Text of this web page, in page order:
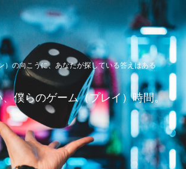
）の向こうに、あなたが探している答えはある
僕らのゲーム（プレイ）時間。